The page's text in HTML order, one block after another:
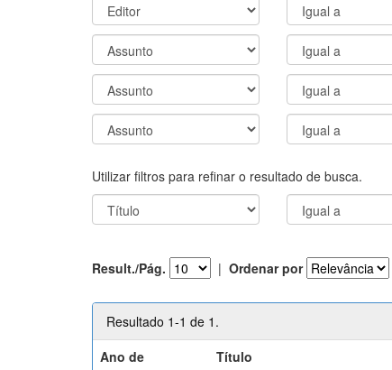
Utilizar filtros para refinar o resultado de busca.
Result./Pág. | Ordenar por
Resultado 1-1 de 1.
Ano de
Título